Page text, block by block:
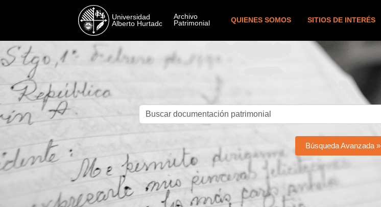
QUIENES SOMOS SITIOS DE INTERÉS
Búsqueda Avanzada »